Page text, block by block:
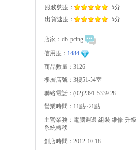
服務態度：
5分
出貨速度：
5分
店家： db_pcing
信用度： 1484
商品數量：3126
樓層店號：3樓51-54室
聯絡電話：(02)2391-5339 28
營業時間：11點~21點
主營業務：電腦週邊 組裝 維修 升級
系統轉移
創店時間：2012-10-18